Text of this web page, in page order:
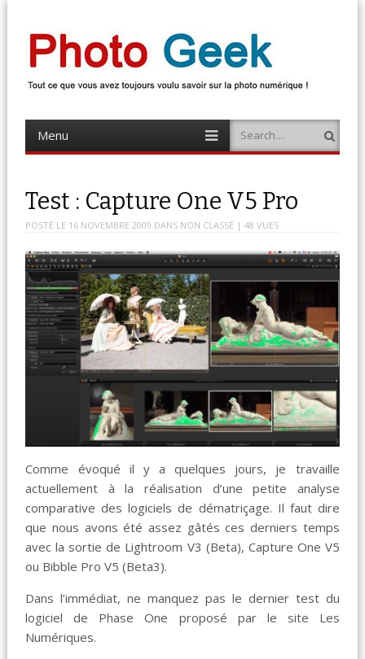
Photo Geek
Menu
content
Search
Test : Capture One V5 Pro
POSTÉ LE 16 NOVEMBRE 2009 DANS NON CLASSÉ | 48 VUES
Comme évoqué il y a quelques jours, je travaille
actuellement à la réalisation d’une petite analyse
comparative des logiciels de dématriçage. Il faut dire
que nous avons été assez gâtés ces derniers temps
avec la sortie de Lightroom V3 (Beta), Capture One V5
ou Bibble Pro V5 (Beta3).
Dans l’immédiat, ne manquez pas le dernier test du
logiciel de Phase One proposé par le site Les
Numériques.